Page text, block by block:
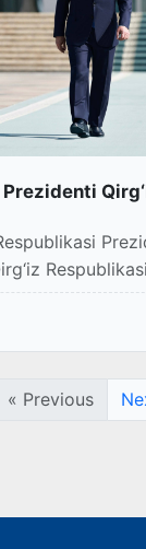
Prezidenti
binoan
mamlakatga
« Previous